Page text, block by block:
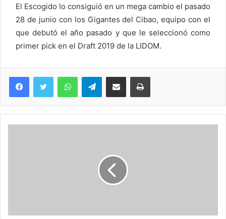
El Escogido lo consiguió en un mega cambio el pasado
28 de junio con los Gigantes del Cibao, equipo con el
que debutó el año pasado y que le seleccionó como
primer pick en el Draft 2019 de la LIDOM.
WhatsAppTelegramCompartir via Email Imprimi